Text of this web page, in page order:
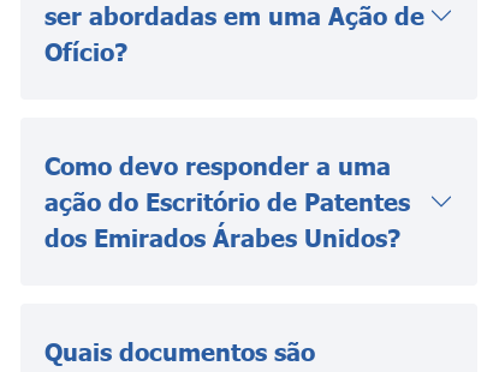
ser abordadas em uma Ação de
Ofício?
Como devo responder a uma
ação do Escritório de Patentes
dos Emirados Árabes Unidos?
Quais documentos são